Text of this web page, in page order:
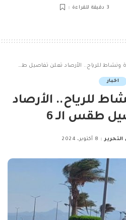
3 دقيقة للقراءة
ونشاط للرياح.. الأرصاد تعلن تفاصيل طقس الـ 6
اخبار
للرياح.. الأرصاد
طقس الـ 6
التحرير 8 أكتوبر، 2024